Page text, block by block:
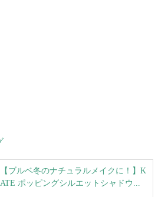
【ブルベ冬のナチュラルメイクに！】K
ATE ポッピングシルエットシャドウ...